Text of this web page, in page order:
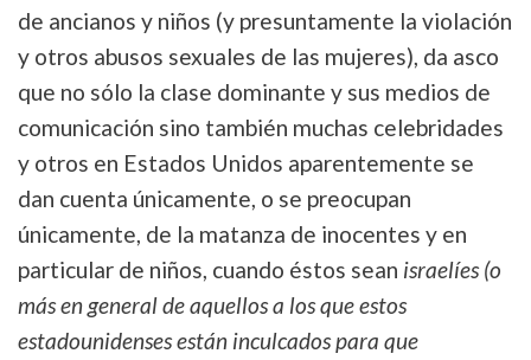
de ancianos y niños (y presuntamente la violación
y otros abusos sexuales de las mujeres), da asco
que no sólo la clase dominante y sus medios de
comunicación sino también muchas celebridades
y otros en Estados Unidos aparentemente se
dan cuenta únicamente, o se preocupan
únicamente, de la matanza de inocentes y en
particular de niños, cuando éstos sean israelíes (o
más en general de aquellos a los que estos
estadounidenses están inculcados para que